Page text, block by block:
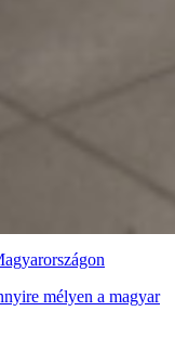
mélyen a magyar